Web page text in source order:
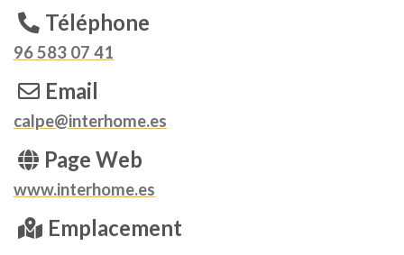
Téléphone
96 583 07 41
Email
calpe@interhome.es
Page Web
www.interhome.es
Emplacement